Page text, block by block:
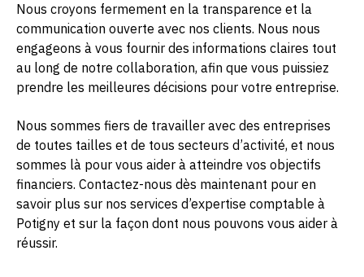
Nous croyons fermement en la transparence et la
communication ouverte avec nos clients. Nous nous
engageons à vous fournir des informations claires tout
au long de notre collaboration, afin que vous puissiez
prendre les meilleures décisions pour votre entreprise.
Nous sommes fiers de travailler avec des entreprises
de toutes tailles et de tous secteurs d’activité, et nous
sommes là pour vous aider à atteindre vos objectifs
financiers. Contactez-nous dès maintenant pour en
savoir plus sur nos services d’expertise comptable à
Potigny et sur la façon dont nous pouvons vous aider à
réussir.